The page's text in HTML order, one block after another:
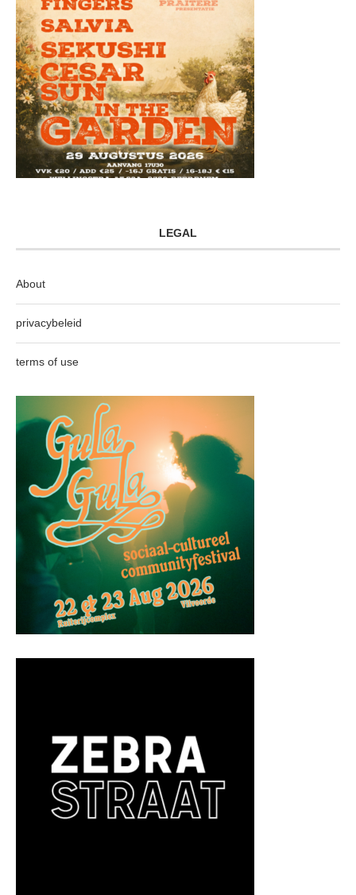
LEGAL
About
privacybeleid
terms of use